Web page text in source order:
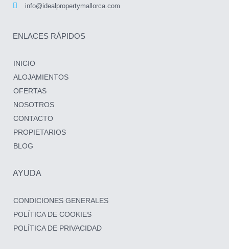
info@idealpropertymallorca.com
ENLACES RÁPIDOS
INICIO
ALOJAMIENTOS
OFERTAS
NOSOTROS
CONTACTO
PROPIETARIOS
BLOG
AYUDA
CONDICIONES GENERALES
POLÍTICA DE COOKIES
POLÍTICA DE PRIVACIDAD